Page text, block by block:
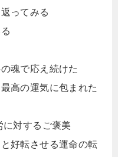
ってみる
魂で応え続けた
高の運気に包まれた
対するご褒美
好転させる運命の転